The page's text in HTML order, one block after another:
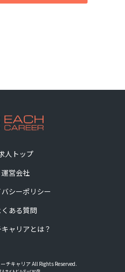
人トップ
運営会社
シーポリシー
くある質問
ャリアとは？
チキャリア All Rights Reserved.
人サイトビルダーCMS型